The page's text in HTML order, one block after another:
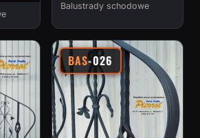
Balustrady schodowe
BAS-026